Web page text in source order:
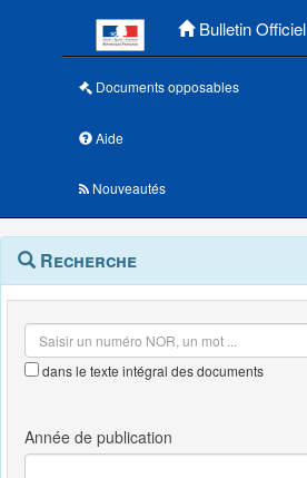
Bulletin Officiel
Documents opposables
Aide
Nouveautés
Navigation
outils
Menu
contextuel
Recherche
dans le texte intégral des documents